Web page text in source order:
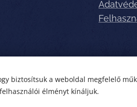
biztosítsuk a weboldal megfelelő
élményt kínáljuk.